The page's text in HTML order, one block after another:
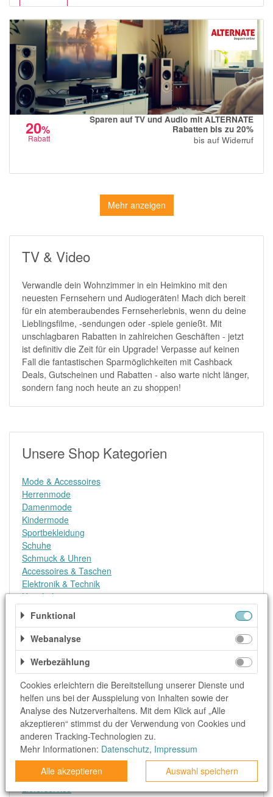
20%
Rabatt
Sparen auf TV und Audio mit ALTERNATE
Rabatten bis zu 20%
bis auf Widerruf
Mehr anzeigen
TV & Video
Verwandle dein Wohnzimmer in ein Heimkino mit den
neuesten Fernsehern und Audiogeräten! Mach dich bereit
für ein atemberaubendes Fernseherlebnis, wenn du deine
Lieblingsfilme, -sendungen oder -spiele genießt. Mit
unschlagbaren Rabatten in zahlreichen Geschäften - jetzt
ist definitiv die Zeit für ein Upgrade! Verpasse auf keinen
Fall die fantastischen Sparmöglichkeiten mit Cashback
Deals, Gutscheinen und Rabatten - also warte nicht länger,
sondern fang noch heute an zu shoppen!
Unsere Shop Kategorien
Mode & Accessoires
Herrenmode
Damenmode
Kindermode
Sportbekleidung
Schuhe
Schmuck & Uhren
Accessoires & Taschen
Elektronik & Technik
Haushaltsgeräte
Computer & Notebooks
Smartphones & Tablets
TV & Video
Konsolen & Video Games
Internet, DSL & Mobilfunk
Reise & Urlaub
Flüge
Hotel, Ressort & Appartment
Pauschalreisen
Mietwagen
Koffer & Reisebedarf
Erlebnisse & Events
Essen & Trinken
Lebensmittel
Lieferservice
Funktional
Webanalyse
Werbezählung
Cookies erleichtern die Bereitstellung unserer Dienste und
helfen uns bei der Ausspielung von Inhalten sowie der
Analyse des Nutzerverhaltens. Mit dem Klick auf „Alle
akzeptieren“ stimmst du der Verwendung von Cookies und
anderen Tracking-Technologien zu.
Mehr Informationen: Datenschutz, Impressum
Alle akzeptieren
Auswahl speichern